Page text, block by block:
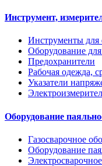
Инструмент,
Инструменты для
Оборудование
Предохранители
Рабочая одежда,
Указатели
Оборудование
Газосварочное
Оборудование